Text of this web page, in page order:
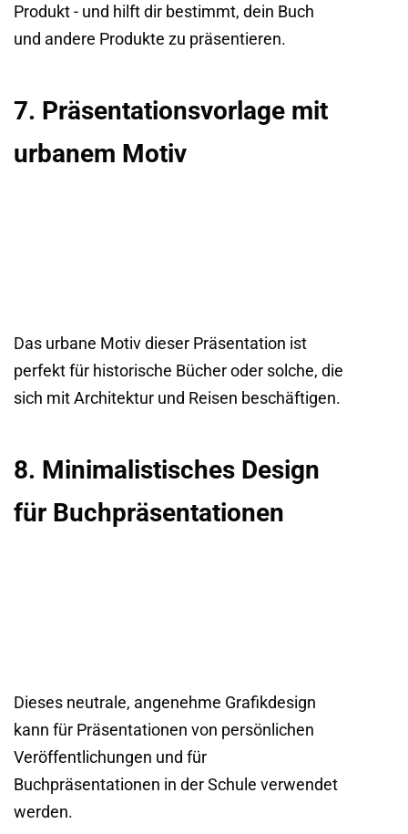
Produkt - und hilft dir bestimmt, dein Buch
und andere Produkte zu präsentieren.
7. Präsentationsvorlage mit
urbanem Motiv
Das urbane Motiv dieser Präsentation ist
perfekt für historische Bücher oder solche, die
sich mit Architektur und Reisen beschäftigen.
8. Minimalistisches Design
für Buchpräsentationen
Dieses neutrale, angenehme Grafikdesign
kann für Präsentationen von persönlichen
Veröffentlichungen und für
Buchpräsentationen in der Schule verwendet
werden.